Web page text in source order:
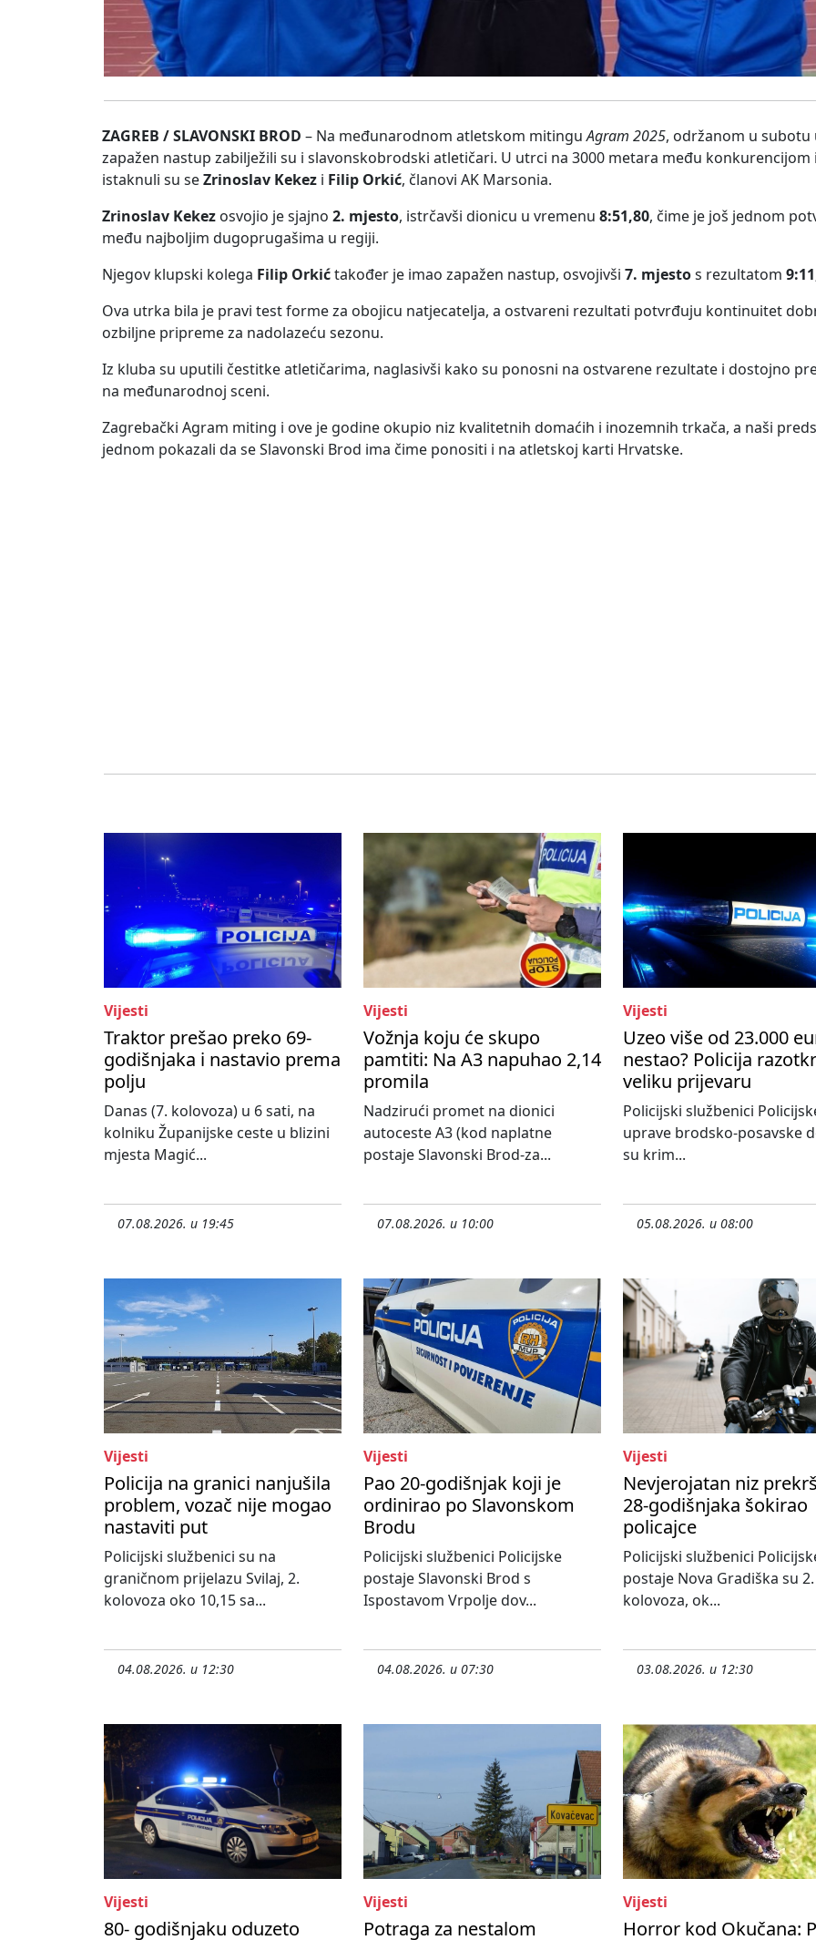
ZAGREB / SLAVONSKI BROD – Na međunarodnom atletskom mitinguAgram 2025, održanom u subotu
zapažen nastup zabilježili su i slavonskobrodski atletičari. U utrci na 3000 metara među konkurencijom
istaknuli su seZrinoslav Kekez i Filip Orkić, članovi AK Marsonia.
Zrinoslav Kekez osvojio je sjajno 2. mjesto, istrčavši dionicu u vremenu 8:51,80, čime je još jednom
među najboljim dugoprugašima u regiji.
Njegov klupski kolega Filip Orkićtakođer je imao zapažen nastup, osvojivši 7. mjestos rezultatom
Ova utrka bila je pravi test forme za obojicu natjecatelja, a ostvareni rezultati potvrđuju kontinuitet
ozbiljne pripreme za nadolazeću sezonu.
Iz kluba su uputili čestitke atletičarima, naglasivši kako su ponosni na ostvarene rezultate i dostojno
na međunarodnoj sceni.
Zagrebački Agram miting i ove je godine okupio niz kvalitetnih domaćih i inozemnih trkača, a naši
jednom pokazali da se Slavonski Brod ima čime ponositi i na atletskoj karti Hrvatske.
Vijesti
Traktor prešao preko 69-
godišnjaka i nastavio prema
polju
Danas (7. kolovoza) u 6 sati, na
kolniku Županijske ceste u blizini
mjesta Magić...
07.08.2026. u 19:45
Vijesti
Vožnja koju će skupo
pamtiti: Na A3 napuhao 2,14
promila
Nadzirući promet na dionici
autoceste A3 (kod naplatne
postaje Slavonski Brod-za...
07.08.2026. u 10:00
Vijesti
Uzeo više od 23.000
nestao? Policija
veliku prijevaru
Policijski službenici
uprave brodsko-posavske
su krim...
05.08.2026. u 08:00
Vijesti
Policija na granici nanjušila
problem, vozač nije mogao
nastaviti put
Policijski službenici su na
graničnom prijelazu Svilaj, 2.
kolovoza oko 10,15 sa...
04.08.2026. u 12:30
Vijesti
Pao 20-godišnjak koji je
ordinirao po Slavonskom
Brodu
Policijski službenici Policijske
postaje Slavonski Brod s
Ispostavom Vrpolje dov...
04.08.2026. u 07:30
Vijesti
Nevjerojatan niz
28-godišnjaka šokirao
policajce
Policijski službenici
postaje Nova Gradiška su 2.
kolovoza, ok...
03.08.2026. u 12:30
Vijesti
80- godišnjaku oduzeto
Vijesti
Potraga za nestalom
Vijesti
Horror kod Okučana: